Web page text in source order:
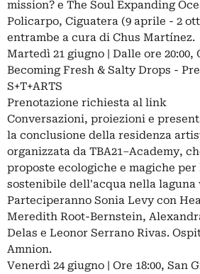
mission? e The Soul Expanding
Policarpo, Ciguatera (9 aprile - 2
entrambe a cura di Chus Martínez.
Martedì 21 giugno | Dalle ore 20:00,
Becoming Fresh & Salty Drops -
S+T+ARTS
Prenotazione richiesta al link
Conversazioni, proiezioni e
la conclusione della residenza
organizzata da TBA21–Academy,
proposte ecologiche e magiche per
sostenibile dell'acqua nella laguna
Parteciperanno Sonia Levy con
Meredith Root-Bernstein,
Delas e Leonor Serrano Rivas.
Amnion.
Venerdì 24 giugno | Ore 18:00, San